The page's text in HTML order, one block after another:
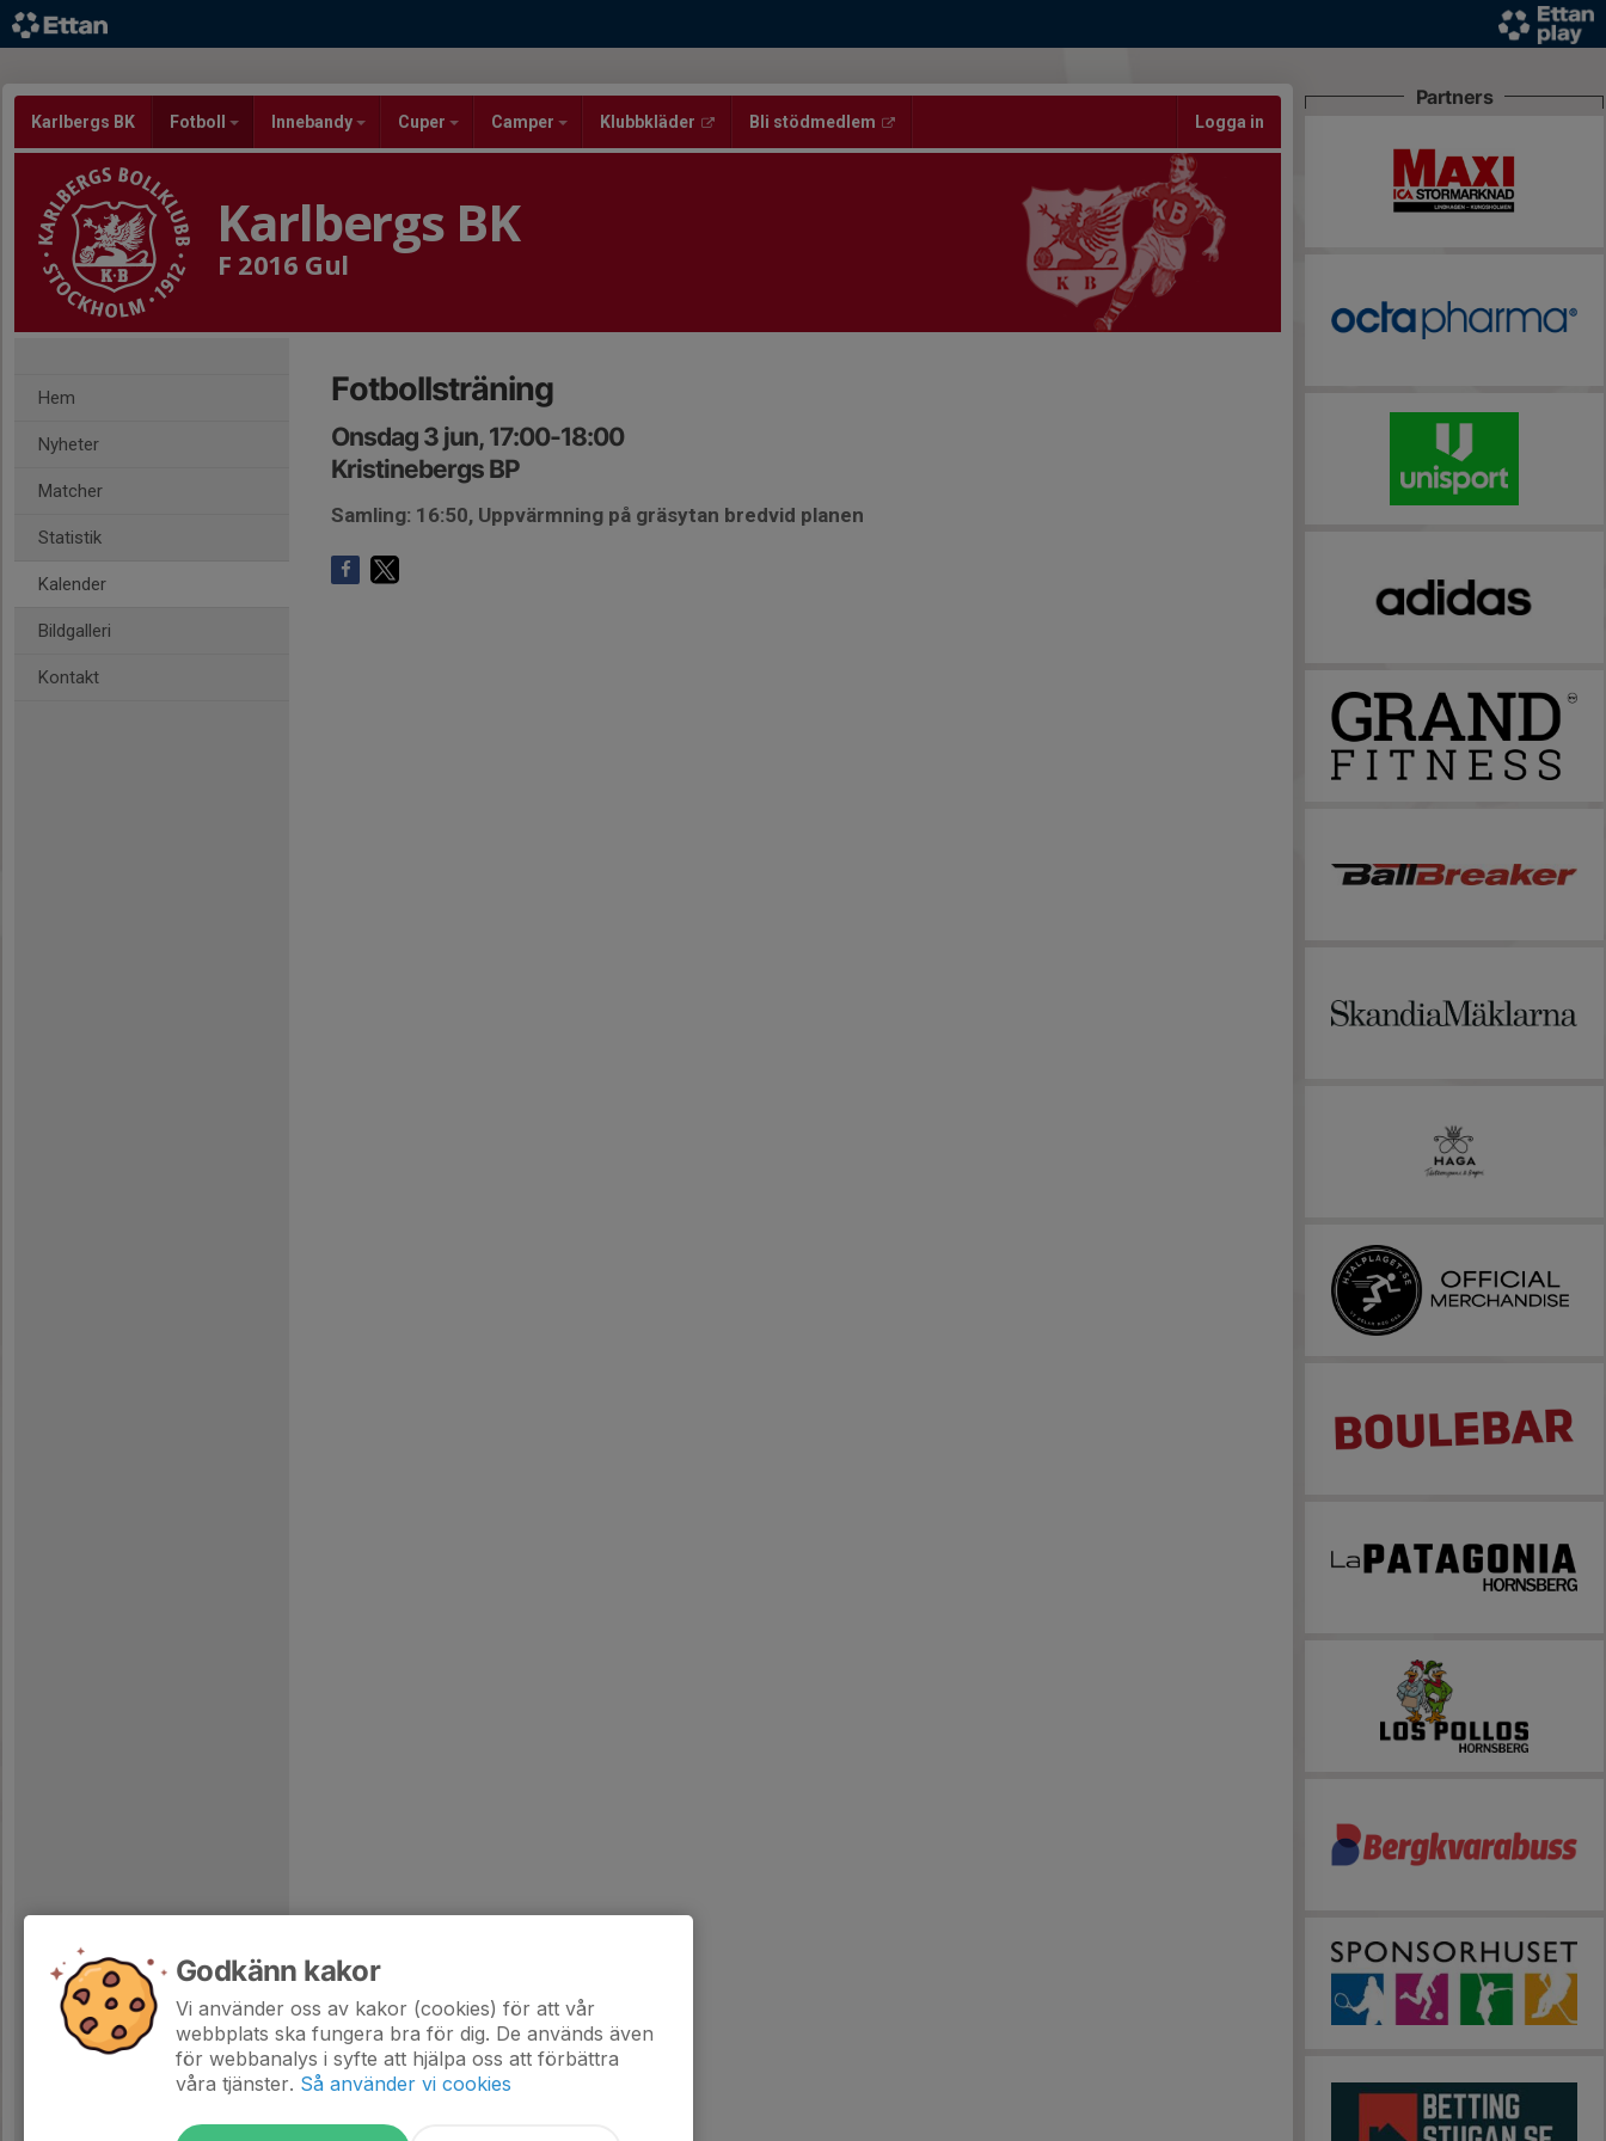
Karlbergs BK Fotboll Innebandy Cuper Camper Klubbkläder Bli stödmedlem Logga in
Karlbergs BK
F 2016 Gul
Hem
Nyheter
Matcher
Statistik
Kalender
Bildgalleri
Kontakt
Fotbollsträning
Onsdag 3 jun, 17:00-18:00
Kristinebergs BP
Samling: 16:50, Uppvärmning på gräsytan bredvid planen
Partners
Godkänn kakor
Vi använder oss av kakor (cookies) för att vår
webbplats ska fungera bra för dig. De används även
för webbanalys i syfte att hjälpa oss att förbättra
våra tjänster. Så använder vi cookies